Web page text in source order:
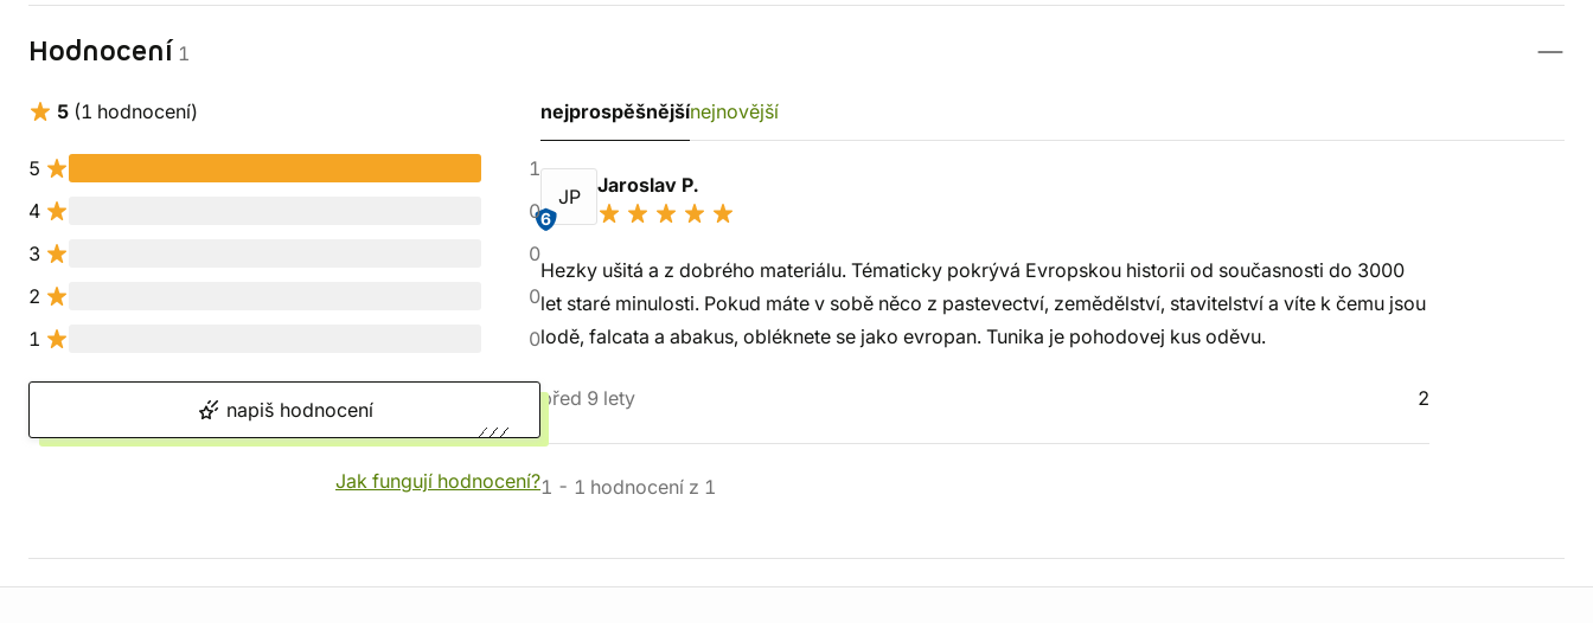
Hodnocení 1
5 (1 hodnocení)
5
1
4
0
3
0
2
0
1
0
napiš hodnocení
Jak fungují hodnocení?
nejprospěšnějšínejnovější
JP
6
Jaroslav P.
Hezky ušitá a z dobrého materiálu. Tématicky pokrývá Evropskou historii od současnosti do 3000
let staré minulosti. Pokud máte v sobě něco z pastevectví, zemědělství, stavitelství a víte k čemu jsou
lodě, falcata a abakus, obléknete se jako evropan. Tunika je pohodovej kus oděvu.
před 9 lety 2
1 - 1 hodnocení z 1